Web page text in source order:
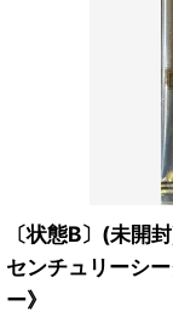
〔状態B〕(未開
センチュリーシ
ー》